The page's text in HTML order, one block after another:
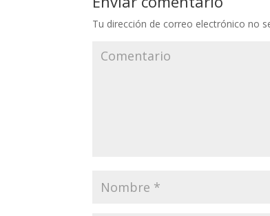
Tu dirección de correo electrónico no